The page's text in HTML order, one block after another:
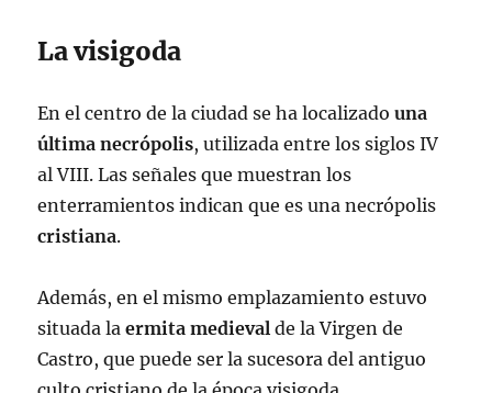
La visigoda
En el centro de la ciudad se ha localizadouna
última necrópolis, utilizada entre los siglos IV
al VIII. Las señales que muestran los
enterramientos indican que es una necrópolis
cristiana.
Además, en el mismo emplazamiento estuvo
situada laermita medieval de la Virgen de
Castro, que puede ser la sucesora del antiguo